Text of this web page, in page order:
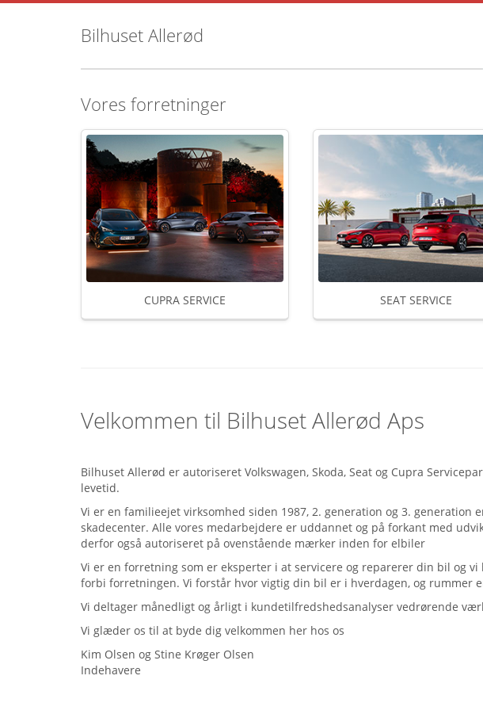
Bilhuset Allerød
Vores forretninger
CUPRA SERVICE SEAT SERVICE
Velkommen til Bilhuset Allerød Aps
Bilhuset Allerød er autoriseret Volkswagen, Skoda, Seat og Cupra
levetid.
Vi er en familieejet virksomhed siden 1987, 2. generation og 3.
skadecenter. Alle vores medarbejdere er uddannet og på forkant med
derfor også autoriseret på ovenstående mærker inden for elbiler
Vi er en forretning som er eksperter i at servicere og reparerer din bil og
forbi forretningen. Vi forstår hvor vigtig din bil er i hverdagen, og rummer
Vi deltager månedligt og årligt i kundetilfredshedsanalyser vedrørende
Vi glæder os til at byde dig velkommen her hos os
Kim Olsen og Stine Krøger Olsen
Indehavere